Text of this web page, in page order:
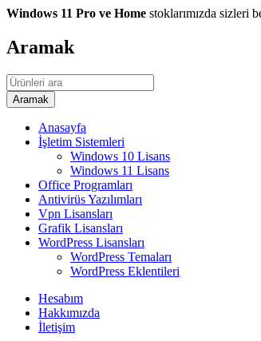
Windows 11 Pro ve Home stoklarımızda sizleri
Aramak
Anasayfa
İşletim Sistemleri
Windows 10 Lisans
Windows 11 Lisans
Office Programları
Antivirüs Yazılımları
Vpn Lisansları
Grafik Lisansları
WordPress Lisansları
WordPress Temaları
WordPress Eklentileri
Hesabım
Hakkımızda
İletişim